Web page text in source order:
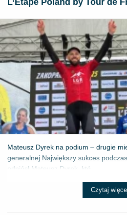
L’Étape Poland by Tour de
Mateusz Dyrek na podium – drugie
generalnej Największy sukces
odniósł Mateusz Dyrek, któ...
Czytaj